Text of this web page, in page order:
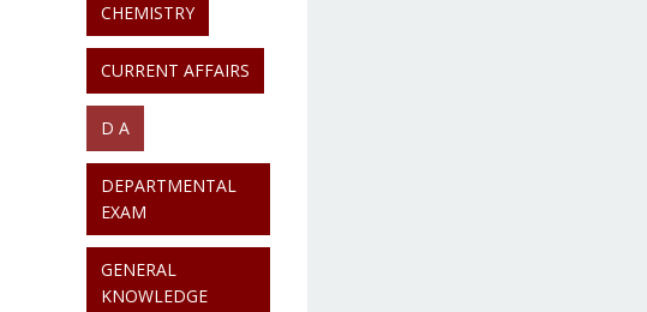
CHEMISTRY
CURRENT AFFAIRS
D A
DEPARTMENTAL
EXAM
GENERAL
KNOWLEDGE